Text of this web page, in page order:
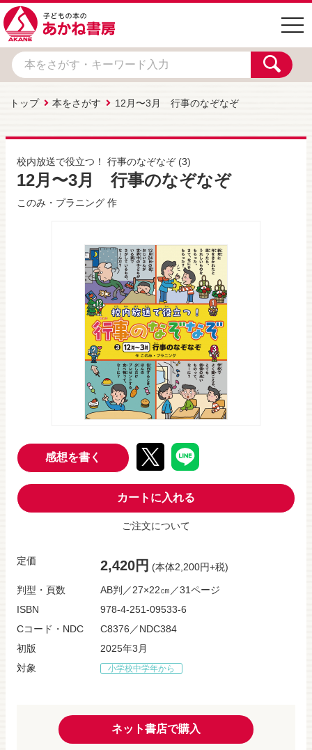
トップ 本をさがす 12月〜3月 行事のなぞなぞ
校内放送で役立つ！ 行事のなぞなぞ(3)
12月〜3月 行事のなぞなぞ
このみ・プラニング 作
感想を書く
カートに入れる
ご注文について
定価 2,420円 (本体2,200円+税)
判型・頁数
AB判／27×22㎝／31ページ
ISBN
978-4-251-09533-6
Cコード・NDC
C8376／NDC384
初版
2025年3月
対象
小学校中学年から
ネット書店で購入